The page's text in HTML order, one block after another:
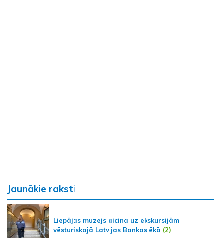
Jaunākie raksti
Liepājas muzejs aicina uz ekskursijām
vēsturiskajā Latvijas Bankas ēkā (2)